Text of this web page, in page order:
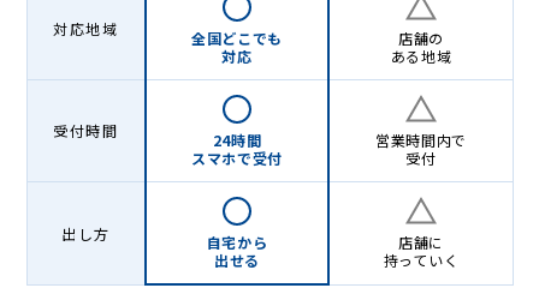
対応地域
全国どこでも
対応
店舗の
ある地域
受付時間
24時間
スマホで受付
営業時間内で
受付
出し方
自宅から
出せる
店舗に
持っていく